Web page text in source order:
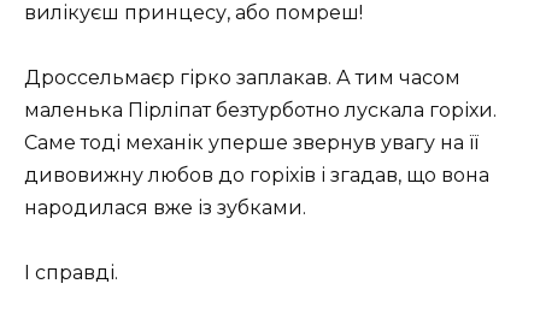
вилікуєш принцесу, або помреш!
Дроссельмаєр гірко заплакав. А тим часом
маленька Пірліпат безтурботно лускала горіхи.
Саме тоді механік уперше звернув увагу на її
дивовижну любов до горіхів і згадав, що вона
народилася вже із зубками.
І справді.